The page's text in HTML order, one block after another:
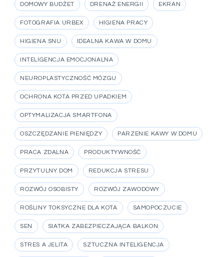
DOMOWY BUDŻET DRENAŻ ENERGII EKRAN
FOTOGRAFIA URBEX HIGIENA PRACY
HIGIENA SNU IDEALNA KAWA W DOMU
INTELIGENCJA EMOCJONALNA
NEUROPLASTYCZNOŚĆ MÓZGU
OCHRONA KOTA PRZED UPADKIEM
OPTYMALIZACJA SMARTFONA
OSZCZĘDZANIE PIENIĘDZY PARZENIE KAWY W DOMU
PRACA ZDALNA PRODUKTYWNOŚĆ
PRZYTULNY DOM REDUKCJA STRESU
ROZWÓJ OSOBISTY ROZWÓJ ZAWODOWY
ROŚLINY TOKSYCZNE DLA KOTA SAMOPOCZUCIE
SEN SIATKA ZABEZPIECZAJĄCA BALKON
STRES A JELITA SZTUCZNA INTELIGENCJA